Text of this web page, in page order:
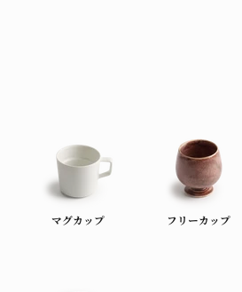
マグカップ フリーカップ